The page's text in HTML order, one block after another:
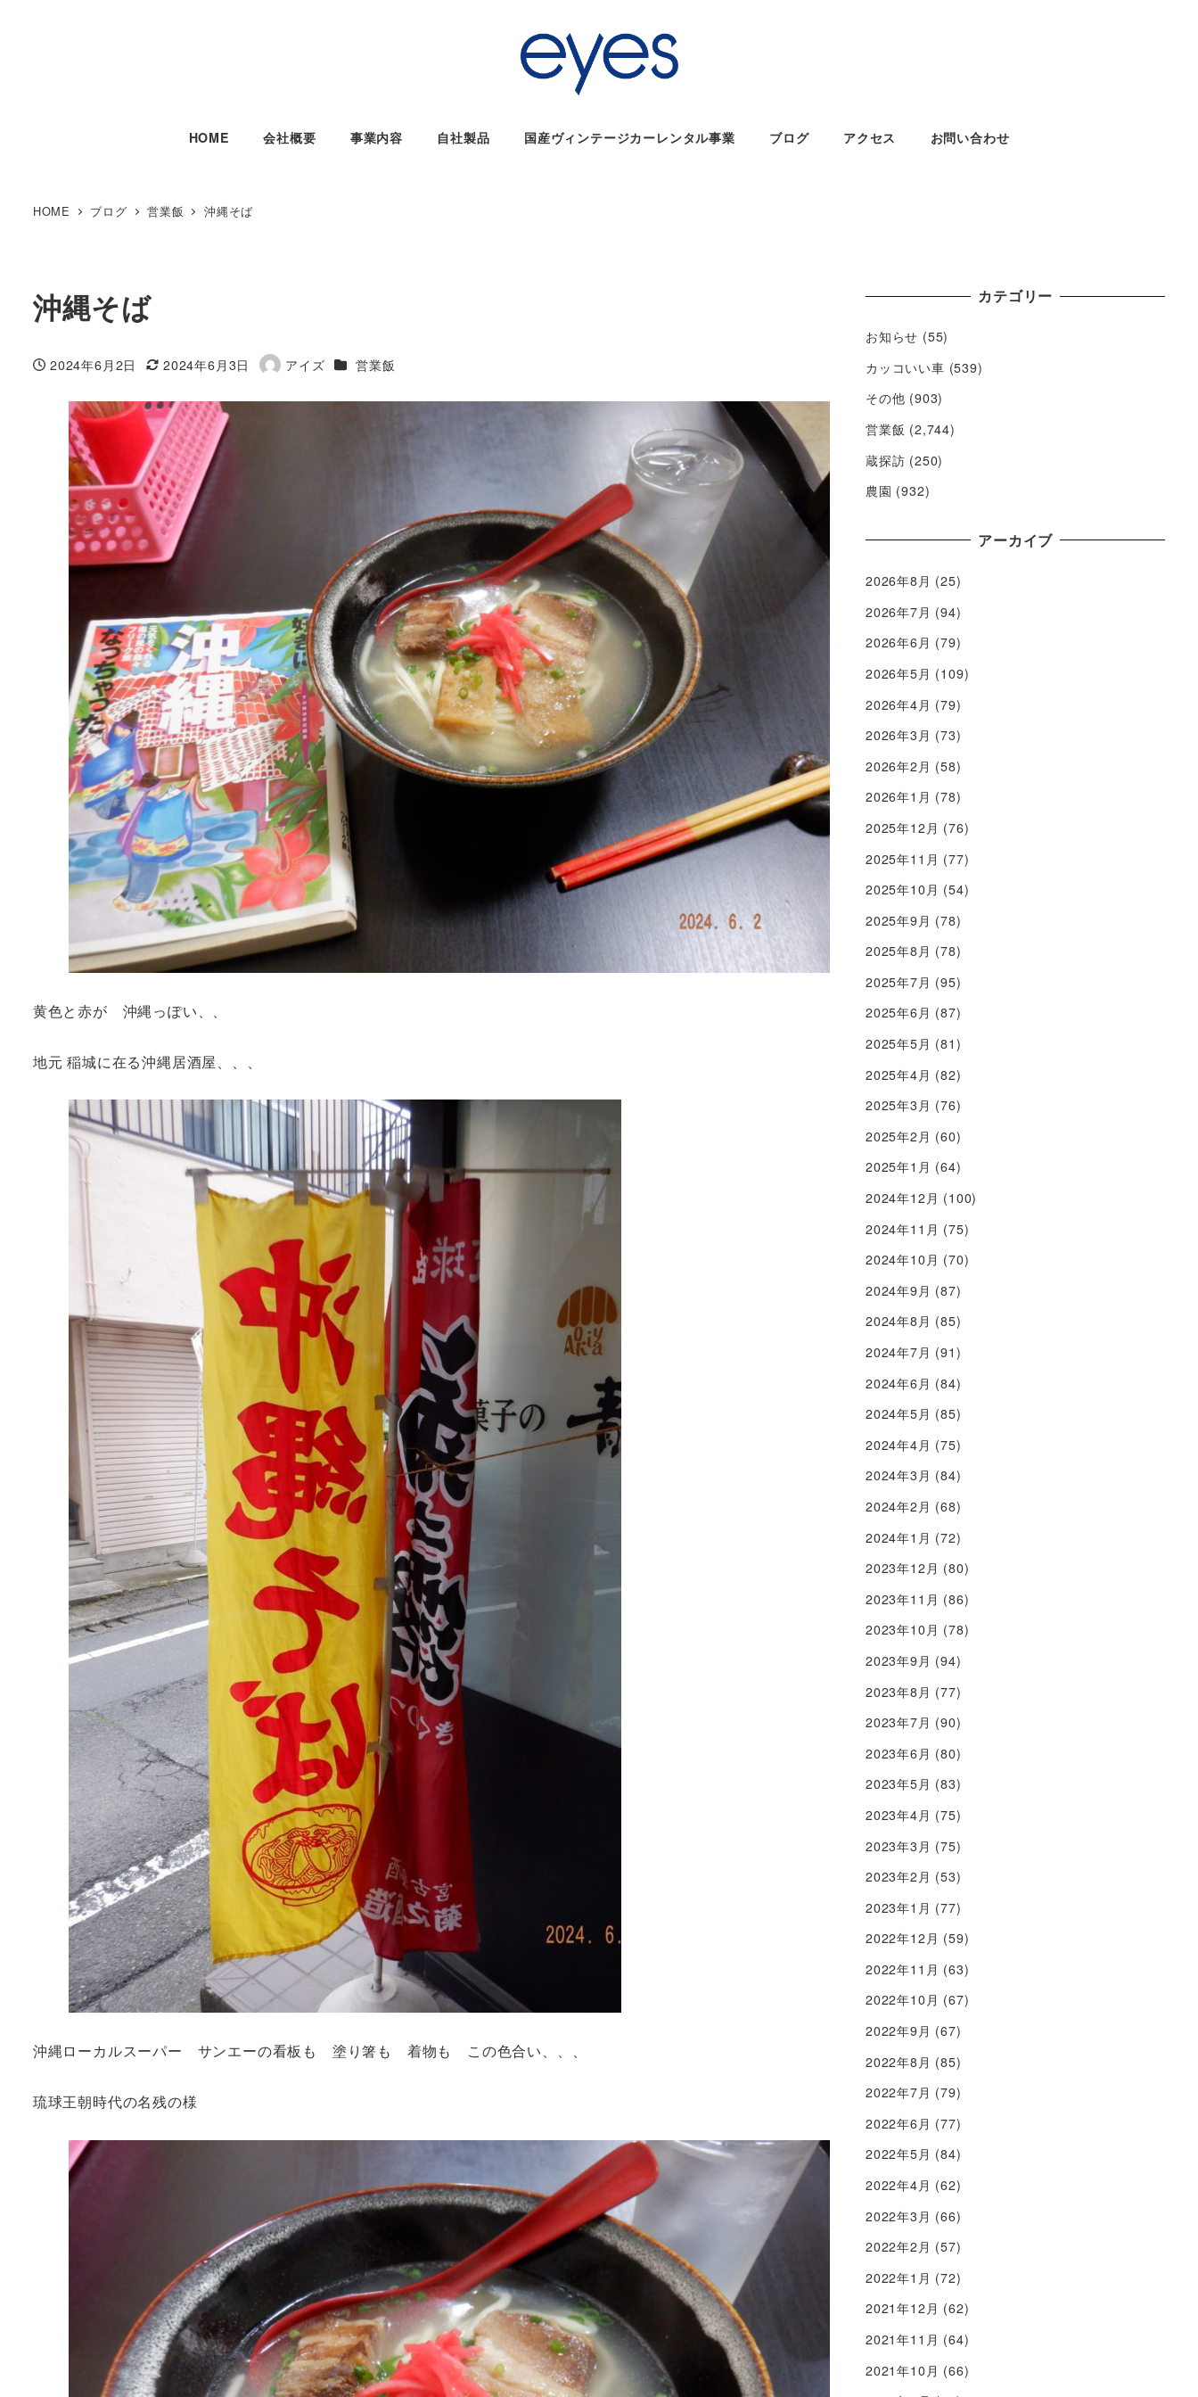
HOME 会社概要 事業内容 自社製品 国産ヴィンテージカーレンタル事業 ブログ アクセス お問い合わせ
HOME ブログ 営業飯 沖縄そば
沖縄そば
投稿日
2024年6月2日
更新日
2024年6月3日
著
アイズ カテゴリー
営業飯
黄色と赤が 沖縄っぽい、、
地元 稲城に在る沖縄居酒屋、、、
沖縄ローカルスーパー サンエーの看板も 塗り箸も 着物も この色合い、、、
琉球王朝時代の名残の様
カテゴリー
お知らせ (55)
カッコいい車 (539)
その他 (903)
営業飯 (2,744)
蔵探訪 (250)
農園 (932)
アーカイブ
2026年8月 (25)
2026年7月 (94)
2026年6月 (79)
2026年5月 (109)
2026年4月 (79)
2026年3月 (73)
2026年2月 (58)
2026年1月 (78)
2025年12月 (76)
2025年11月 (77)
2025年10月 (54)
2025年9月 (78)
2025年8月 (78)
2025年7月 (95)
2025年6月 (87)
2025年5月 (81)
2025年4月 (82)
2025年3月 (76)
2025年2月 (60)
2025年1月 (64)
2024年12月 (100)
2024年11月 (75)
2024年10月 (70)
2024年9月 (87)
2024年8月 (85)
2024年7月 (91)
2024年6月 (84)
2024年5月 (85)
2024年4月 (75)
2024年3月 (84)
2024年2月 (68)
2024年1月 (72)
2023年12月 (80)
2023年11月 (86)
2023年10月 (78)
2023年9月 (94)
2023年8月 (77)
2023年7月 (90)
2023年6月 (80)
2023年5月 (83)
2023年4月 (75)
2023年3月 (75)
2023年2月 (53)
2023年1月 (77)
2022年12月 (59)
2022年11月 (63)
2022年10月 (67)
2022年9月 (67)
2022年8月 (85)
2022年7月 (79)
2022年6月 (77)
2022年5月 (84)
2022年4月 (62)
2022年3月 (66)
2022年2月 (57)
2022年1月 (72)
2021年12月 (62)
2021年11月 (64)
2021年10月 (66)